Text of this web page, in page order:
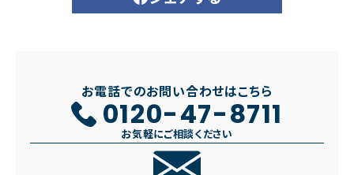
お電話でのお問い合わせはこちら
0120-47-8711
お気軽にご相談ください